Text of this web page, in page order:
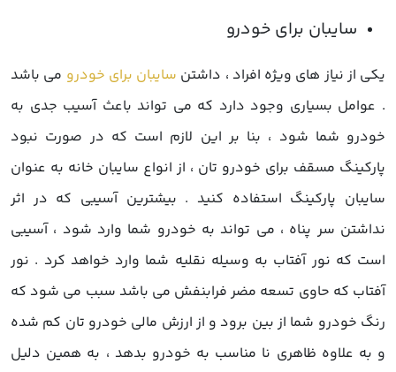
یکی از نیاز های ویژه افراد ، داشتن سایبان برای خودرو می باشد
. عوامل بسیاری وجود دارد که می تواند باعث آسیب جدی به
خودرو شما شود ، بنا بر این لازم است که در صورت نبود
پارکینگ مسقف برای خودرو تان ، از انواع سایبان خانه به عنوان
سایبان پارکینگ استفاده کنید . بیشترین آسیبی که در اثر
نداشتن سر پناه ، می تواند به خودرو شما وارد شود ، آسیبی
است که نور آفتاب به وسیله نقلیه شما وارد خواهد کرد . نور
آفتاب که حاوی تسعه مضر فرابنفش می باشد سبب می شود که
رنگ خودرو شما از بین برود و از ارزش مالی خودرو تان کم شده
و به علاوه ظاهری نا مناسب به خودرو بدهد ، به همین دلیل